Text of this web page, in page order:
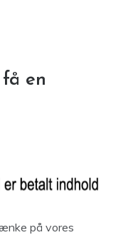
en
på vores